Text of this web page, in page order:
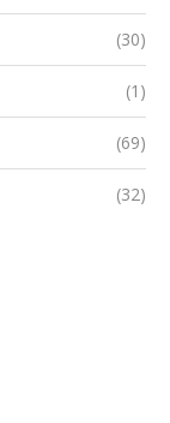
(30)
(1)
(69)
(32)